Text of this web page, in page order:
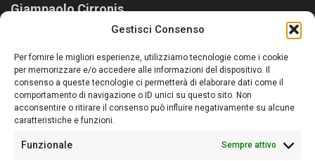
Gestisci Consenso
Per fornire le migliori esperienze, utilizziamo tecnologie come i cookie
per memorizzare e/o accedere alle informazioni del dispositivo. Il
consenso a queste tecnologie ci permetterà di elaborare dati come il
comportamento di navigazione o ID unici su questo sito. Non
acconsentire o ritirare il consenso può influire negativamente su alcune
caratteristiche e funzioni.
Funzionale Sempre attivo
Giampaolo Cirronis
Sardegna Ieri-Oggi-Domani nasce per informare “liberamente” i
lettori su quanto accade in Sardegna, con un occhio rivolto al
nostro passato e, soprattutto, al nostro futuro
Follow Us